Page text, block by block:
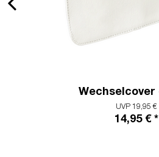
Wechselcover
UVP 19,95 €
14,95 € *